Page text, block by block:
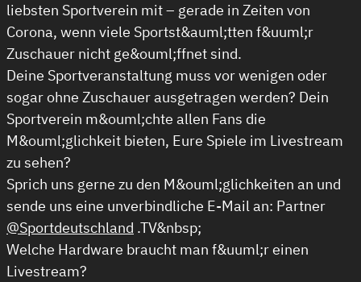
liebsten Sportverein mit – gerade in Zeiten von
Corona, wenn viele Sportst&auml;tten f&uuml;r
Zuschauer nicht ge&ouml;ffnet sind.
Deine Sportveranstaltung muss vor wenigen oder
sogar ohne Zuschauer ausgetragen werden? Dein
Sportverein m&ouml;chte allen Fans die
M&ouml;glichkeit bieten, Eure Spiele im Livestream
zu sehen?
Sprich uns gerne zu den M&ouml;glichkeiten an und
sende uns eine unverbindliche E-Mail an: Partner
@Sportdeutschland .TV&nbsp;
Welche Hardware braucht man f&uuml;r einen
Livestream?